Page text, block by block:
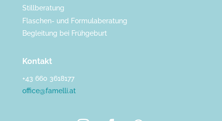
Stillberatung
Flaschen- und Formulaberatung
Begleitung bei Frühgeburt
Kontakt
+43 660 3618177
office@famelli.at